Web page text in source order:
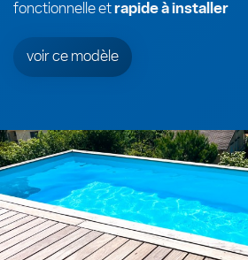
fonctionnelle etrapide à installer
voir ce modèle